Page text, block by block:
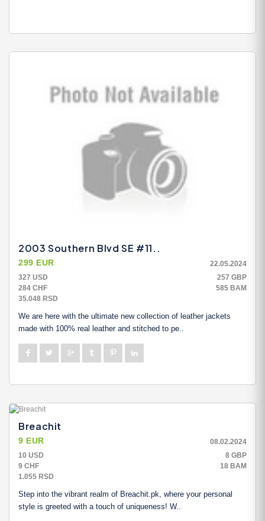
2003 Southern Blvd SE #11..
299 EUR
22.05.2024
327 USD
257 GBP
284 CHF
585 BAM
35.048 RSD
We are here with the ultimate new collection of leather jackets
made with 100% real leather and stitched to pe..
Breachit
9 EUR
08.02.2024
10 USD
8 GBP
9 CHF
18 BAM
1.055 RSD
Step into the vibrant realm of Breachit.pk, where your personal
style is greeted with a touch of uniqueness! W..